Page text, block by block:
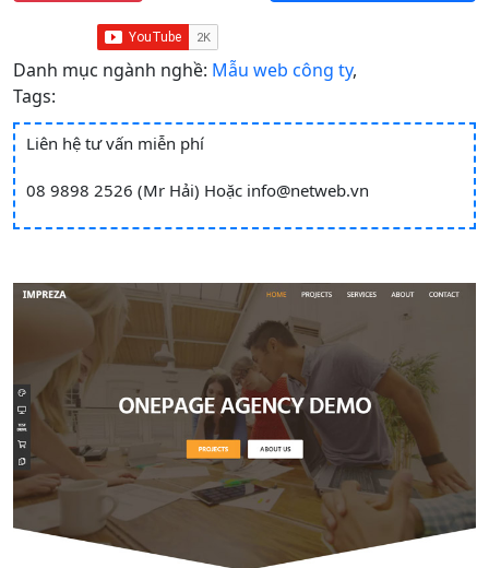
Danh mục ngành nghề: Mẫu web công ty,
Tags:
Liên hệ tư vấn miễn phí
08 9898 2526 (Mr Hải) Hoặc info@netweb.vn